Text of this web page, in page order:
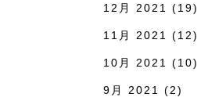
12月 2021 (19)
11月 2021 (12)
10月 2021 (10)
9月 2021 (2)